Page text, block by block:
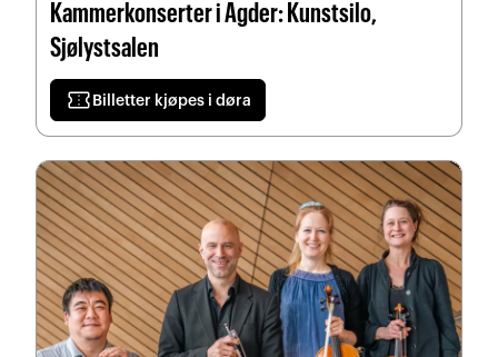
Kammerkonserter i Agder: Kunstsilo,
Sjølystsalen
confirmation_number Billetter kjøpes i døra